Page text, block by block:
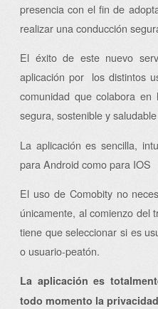
presencia con el fin de
realizar una conducción
El éxito de este nuevo
aplicación por los distintos
comunidad que colabora
segura, sostenible y
La aplicación es sencilla,
para Android como para IOS
El uso de Comobity no
únicamente, al comienzo del
tiene que seleccionar si es
o usuario-peatón.
La aplicación es
todo momento la